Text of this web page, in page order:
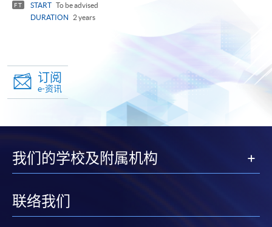
FT START To be advised
DURATION
2 years
订阅
e-资讯
我们的学校及附属机构
联络我们